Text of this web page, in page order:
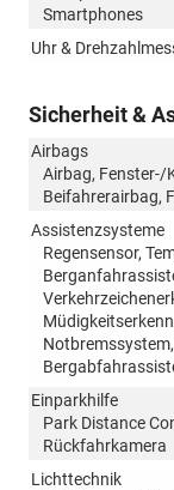
Smartphones
Uhr &
Sicherheit &
Airbags
Airbag, Fenster-/
Beifahrerairbag,
Assistenzsysteme
Regensensor,
Einparkhilfe
Park Distance
Rückfahrkamera
Lichttechnik